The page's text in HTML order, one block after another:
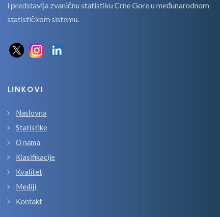
i predstavlja zvaničnu statistiku Crne Gore u međunarodnom
statističkom sistemu.
LINKOVI
Naslovna
Statistike
O nama
Klasifikacije
Kvalitet
Mediji
Kontakt